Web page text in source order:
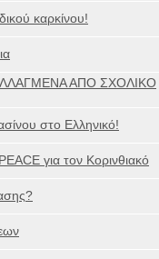
καρκίνου!
ΑΠΟ ΣΧΟΛΙΚΟ
στο Ελληνικό!
για τον Κορινθιακό